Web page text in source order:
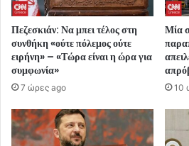
Πεζεσκιάν: Να μπει τέλος στη
συνθήκη «ούτε πόλεμος ούτε
ειρήνη» – «Τώρα είναι η ώρα για
συμφωνία»
7 ώρες ago
Μία
10